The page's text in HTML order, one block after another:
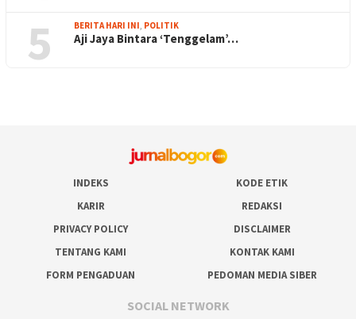
5 BERITA HARI INI POLITIK
Aji Jaya Bintara ‘Tenggelam’…
INDEKS
KODE ETIK
KARIR
REDAKSI
PRIVACY POLICY
DISCLAIMER
TENTANG KAMI
KONTAK KAMI
FORM PENGADUAN
PEDOMAN MEDIA SIBER
SOCIAL NETWORK